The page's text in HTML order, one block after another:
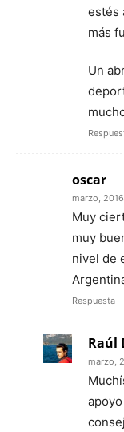
estés
más
Un
oscar
marzo,
Muy
muy
nivel de
Respuesta
Raúl
marzo,
apoyo